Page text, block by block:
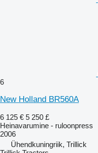
6
New Holland BR560A
6 125 € 5 250 £
Heinavarumine - ruloonpress
2006
Ühendkuningriik, Trillick